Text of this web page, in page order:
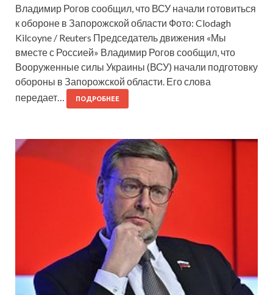
Владимир Рогов сообщил, что ВСУ начали готовиться
к обороне в Запорожской области Фото: Clodagh
Kilcoyne / Reuters Председатель движения «Мы
вместе с Россией» Владимир Рогов сообщил, что
Вооруженные силы Украины (ВСУ) начали подготовку
обороны в Запорожской области. Его слова
передает…
ПОДРОБНЕЕ